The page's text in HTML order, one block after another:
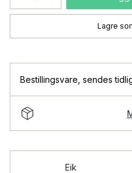
Lagre
Bestillingsvare sendes
Eik